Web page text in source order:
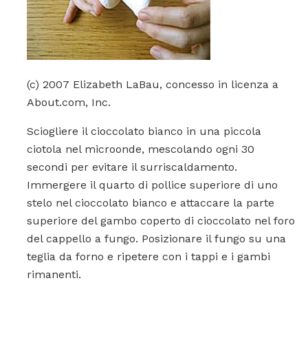
(c) 2007 Elizabeth LaBau, concesso in licenza a
About.com, Inc.
Sciogliere il cioccolato bianco in una piccola
ciotola nel microonde, mescolando ogni 30
secondi per evitare il surriscaldamento.
Immergere il quarto di pollice superiore di uno
stelo nel cioccolato bianco e attaccare la parte
superiore del gambo coperto di cioccolato nel foro
del cappello a fungo. Posizionare il fungo su una
teglia da forno e ripetere con i tappi e i gambi
rimanenti.